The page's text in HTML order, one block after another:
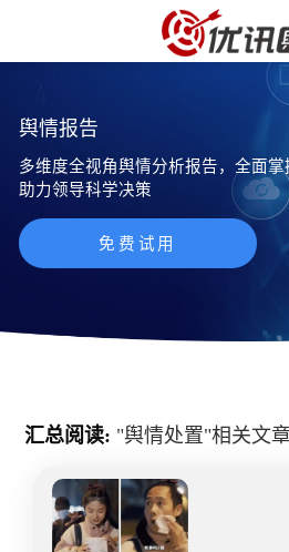
舆情报告
多维度全视角舆情分析报告，全面
助力领导科学决策
免费试用
汇总阅读: "舆情处置"相关文